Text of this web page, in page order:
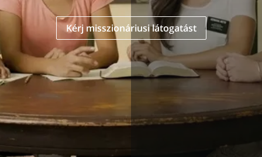
Kérj misszionáriusi látogatást